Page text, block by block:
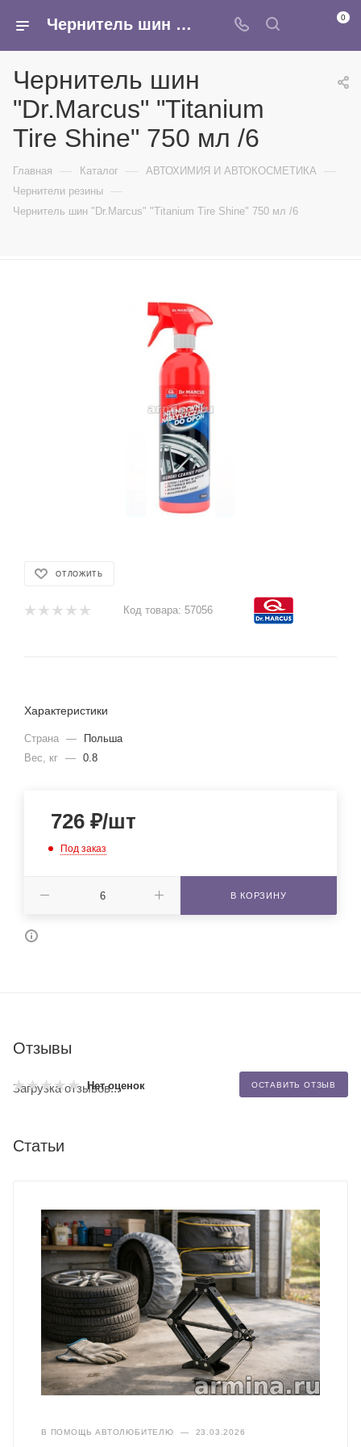
Чернитель шин "Dr.Marcus" "Titanium Tire Shine" 750 мл /6 - купить в интернет-магазине Армина 0
Чернитель шин
"Dr.Marcus" "Titanium
Tire Shine" 750 мл /6
Главная — Каталог — АВТОХИМИЯ И АВТОКОСМЕТИКА —
Чернители резины —
Чернитель шин "Dr.Marcus" "Titanium Tire Shine" 750 мл /6
ОТЛОЖИТЬ
Код товара: 57056
Характеристики
Страна —
Польша
Вес, кг — 0.8
726 ₽/шт
Под заказ
В КОРЗИНУ
Отзывы
Нет оценок ОСТАВИТЬ ОТЗЫВ
Загрузка отзывов...
Статьи
В ПОМОЩЬ АВТОЛЮБИТЕЛЮ — 23.03.2026